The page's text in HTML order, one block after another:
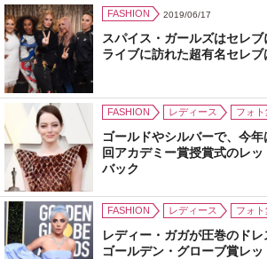
FASHION 2019/06/17
スパイス・ガールズはセレ
ライブに訪れた超有名セレブ
FASHION レディース フォト
ゴールドやシルバーで、今
回アカデミー賞授賞式のレ
バック
FASHION レディース フォト
レディー・ガガが圧巻のド
ゴールデン・グローブ賞レッ